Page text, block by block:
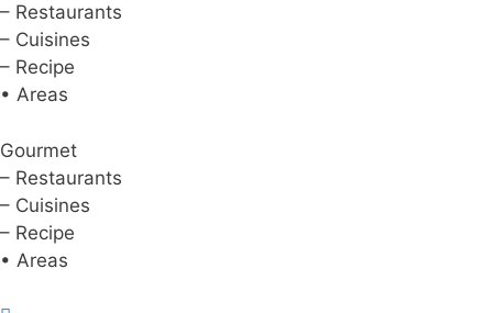
– Restaurants
– Cuisines
– Recipe
• Areas
Gourmet
– Restaurants
– Cuisines
– Recipe
• Areas